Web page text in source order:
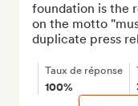
foundation is the
on the motto
duplicate press
Taux de réponse
100%